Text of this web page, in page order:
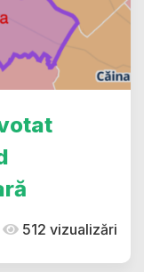
512 vizualizări